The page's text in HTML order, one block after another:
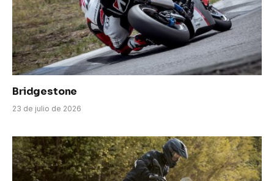
Bridgestone
23 de julio de 2026